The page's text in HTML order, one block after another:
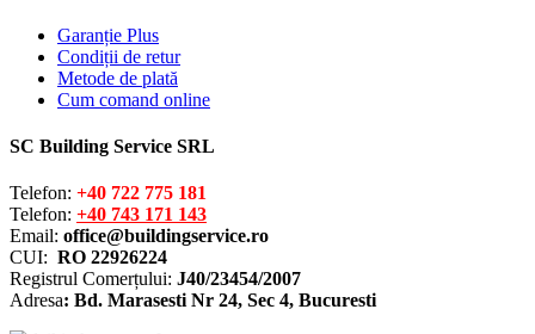
Garanție Plus
Condiții de retur
Metode de plată
Cum comand online
SC Building Service SRL
Telefon: +40 722 775 181
Telefon: +40 743 171 143
Email: office@buildingservice.ro
CUI: RO 22926224
Registrul Comerțului: J40/23454/2007
Adresa: Bd. Marasesti Nr 24, Sec 4, Bucuresti